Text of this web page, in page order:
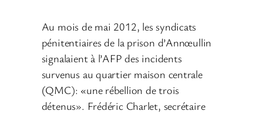
Au mois de mai 2012, les syndicats
pénitentiaires de la prison d’Annœullin
signalaient à l’AFP des incidents
survenus au quartier maison centrale
(QMC): «une rébellion de trois
détenus». Frédéric Charlet, secrétaire